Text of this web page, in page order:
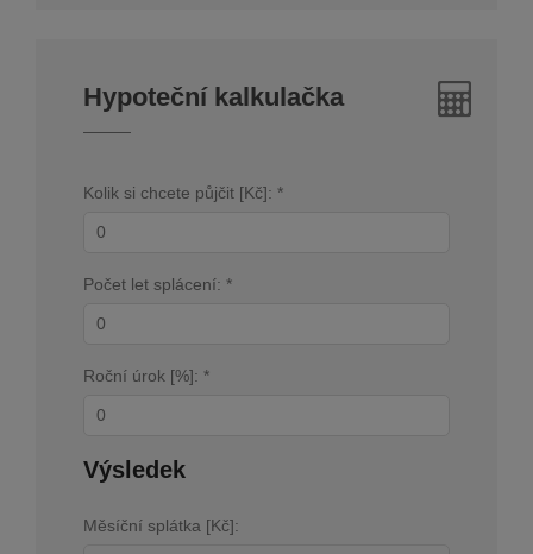
Hypoteční kalkulačka
Kolik si chcete půjčit [Kč]: *
Počet let splácení: *
Roční úrok [%]: *
Výsledek
Měsíční splátka [Kč]: